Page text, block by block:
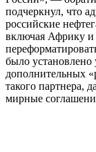
подчеркнул, что
российские
включая Африку и
было
дополнительных
такого партнера,
мирные